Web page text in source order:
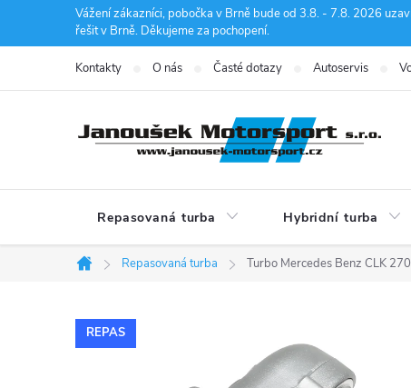
Vážení zákazníci, pobočka v Brně bude od 3.8. - 7.8. 2026
řešit v Brně. Děkujeme za pochopení.
Kontakty O nás Časté dotazy Autoservis
Repasovaná turba Hybridní turba
Domů
Repasovaná turba Turbo Mercedes Benz CLK
REPAS